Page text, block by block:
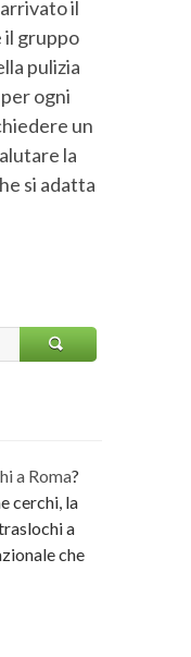
il
il gruppo
pulizia
ogni
un
la
si adatta
a Roma?
cerchi, la
a
che